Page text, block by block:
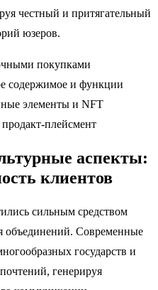
честный и притягательный
юзеров.
покупками
содержимое и функции
элементы и NFT
плейсмент
аспекты:
клиентов
сильным средством
объединений. Современные
государств и
генерируя